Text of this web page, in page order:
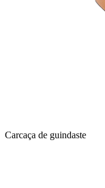
Carcaça de guindaste